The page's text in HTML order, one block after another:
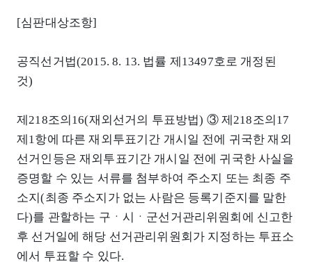
[심판대상조항]
공직선거법(2015. 8. 13. 법률 제13497호로 개정된
것)
제218조의16(재외선거의 투표방법) ③ 제218조의17
제1항에 따른 재외투표기간 개시일 전에 귀국한 재외
선거인등은 재외투표기간 개시일 전에 귀국한 사실을
증명할 수 있는 서류를 첨부하여 주소지 또는 최종 주
소지(최종 주소지가 없는 사람은 등록기준지를 말한
다)를 관할하는 구ㆍ시ㆍ군선거관리위원회에 신고한
후 선거일에 해당 선거관리위원회가 지정하는 투표소
에서 투표할 수 있다.